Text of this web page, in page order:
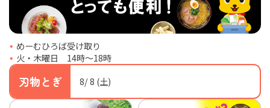
めーむひろば受け取り
火・木曜日 14時〜18時
刃物とぎ 8/ 8 (土)